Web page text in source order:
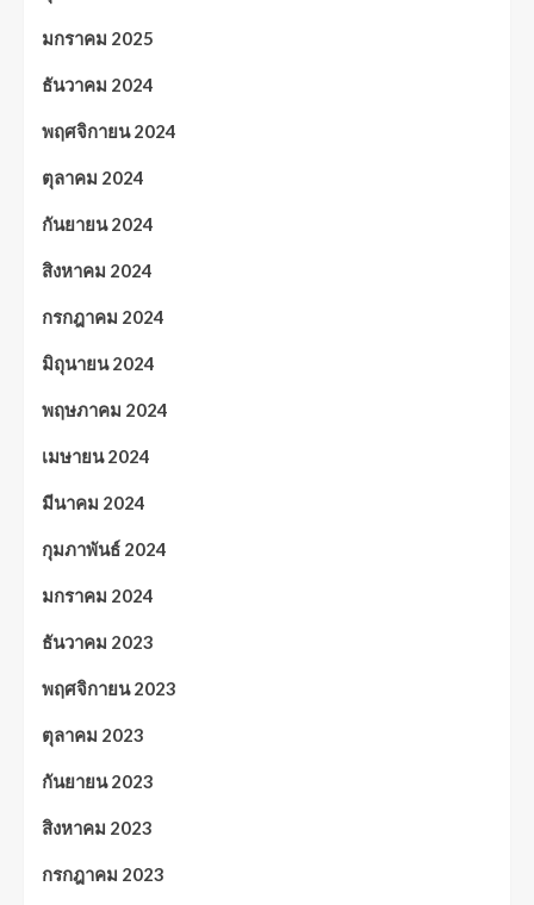
มกราคม 2025
ธันวาคม 2024
พฤศจิกายน 2024
ตุลาคม 2024
กันยายน 2024
สิงหาคม 2024
กรกฎาคม 2024
มิถุนายน 2024
พฤษภาคม 2024
เมษายน 2024
มีนาคม 2024
กุมภาพันธ์ 2024
มกราคม 2024
ธันวาคม 2023
พฤศจิกายน 2023
ตุลาคม 2023
กันยายน 2023
สิงหาคม 2023
กรกฎาคม 2023